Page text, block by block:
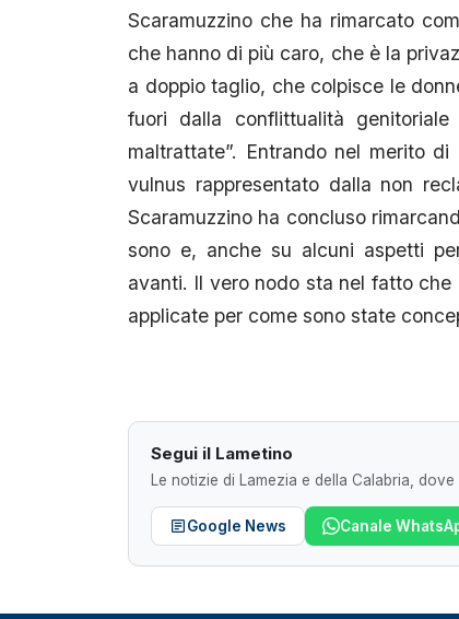
Scaramuzzino che ha rimarcato
che hanno di più caro, che è la
a doppio taglio, che colpisce le
fuori dalla conflittualità
maltrattate”. Entrando nel merito
vulnus rappresentato dalla non
Scaramuzzino ha concluso
sono e, anche su alcuni aspetti
avanti. Il vero nodo sta nel fatto
applicate per come sono state
Segui il Lametino
Le notizie di Lamezia e della Calabria,
Google News Canale